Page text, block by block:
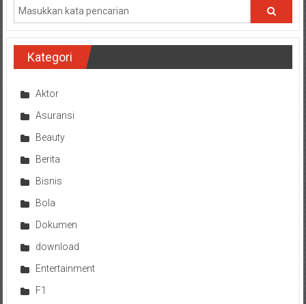
Kategori
Aktor
Asuransi
Beauty
Berita
Bisnis
Bola
Dokumen
download
Entertainment
F1